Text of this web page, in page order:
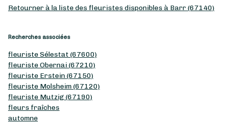
Retourner à la liste des fleuristes disponibles à Barr (67140)
Recherches associées
fleuriste Sélestat (67600)
fleuriste Obernai (67210)
fleuriste Erstein (67150)
fleuriste Molsheim (67120)
fleuriste Mutzig (67190)
fleurs fraîches
automne